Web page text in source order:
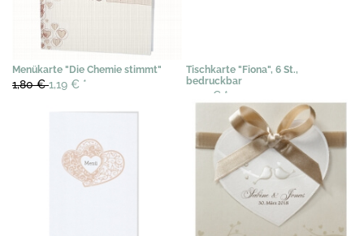
Menükarte "Die Chemie stimmt"
1,80 €1,19 € *
Tischkarte "Fiona", 6 St.,
bedruckbar
3,03 € *